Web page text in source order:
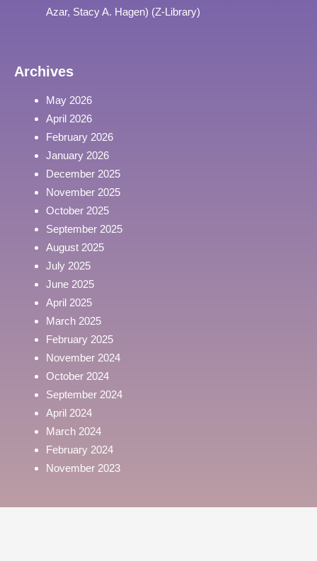
Azar, Stacy A. Hagen) (Z-Library)
Archives
May 2026
April 2026
February 2026
January 2026
December 2025
November 2025
October 2025
September 2025
August 2025
July 2025
June 2025
April 2025
March 2025
February 2025
November 2024
October 2024
September 2024
April 2024
March 2024
February 2024
November 2023